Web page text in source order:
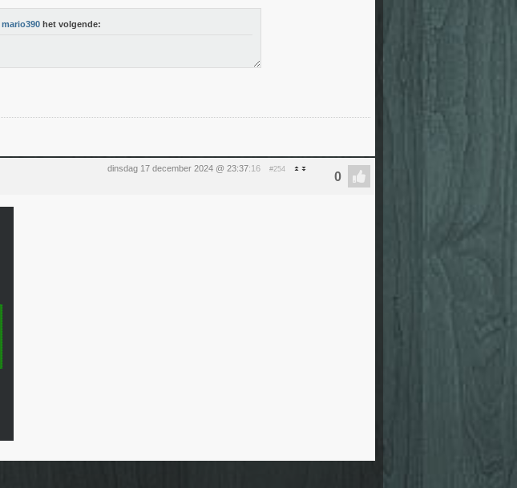
mario390 het volgende:
dinsdag 17 december 2024 @ 23:37:16 #254